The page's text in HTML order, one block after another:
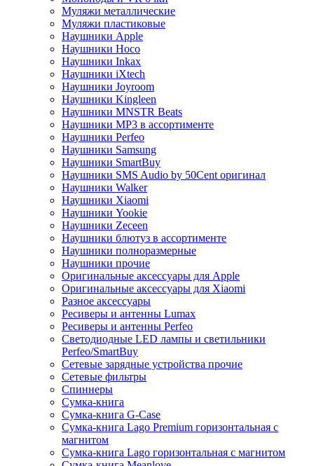
Муляжи металлические
Муляжи пластиковые
Наушники Apple
Наушники Hoco
Наушники Inkax
Наушники iXtech
Наушники Joyroom
Наушники Kingleen
Наушники MNSTR Beats
Наушники MP3 в ассортименте
Наушники Perfeo
Наушники Samsung
Наушники SmartBuy
Наушники SMS Audio by 50Cent оригинал
Наушники Walker
Наушники Xiaomi
Наушники Yookie
Наушники Zeceen
Наушники блютуз в ассортименте
Наушники полноразмерные
Наушники прочие
Оригинальные аксессуары для Apple
Оригинальные аксессуары для Xiaomi
Разное аксессуары
Ресиверы и антенны Lumax
Ресиверы и антенны Perfeo
Светодиодные LED лампы и светильники
Perfeo/SmartBuy
Сетевые зарядные устройства прочие
Сетевые фильтры
Спиннеры
Сумка-книга
Сумка-книга G-Case
Сумка-книга Lago Premium горизонтальная с
магнитом
Сумка-книга Lago горизонтальная с магнитом